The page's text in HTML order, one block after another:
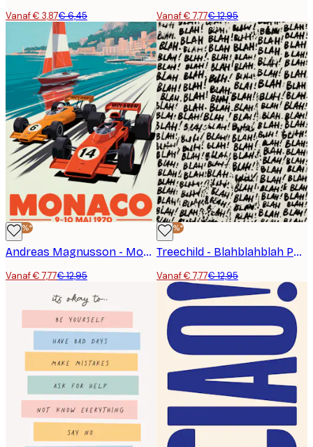
Vanaf € 3,87€ 6,45 Vanaf € 7,77€ 12,95
-40%*
Andreas Magnusson - Monaco Speedrace Poster
Vanaf € 7,77€ 12,95
-40%*
Treechild - Blahblahblah Poster
Vanaf € 7,77€ 12,95